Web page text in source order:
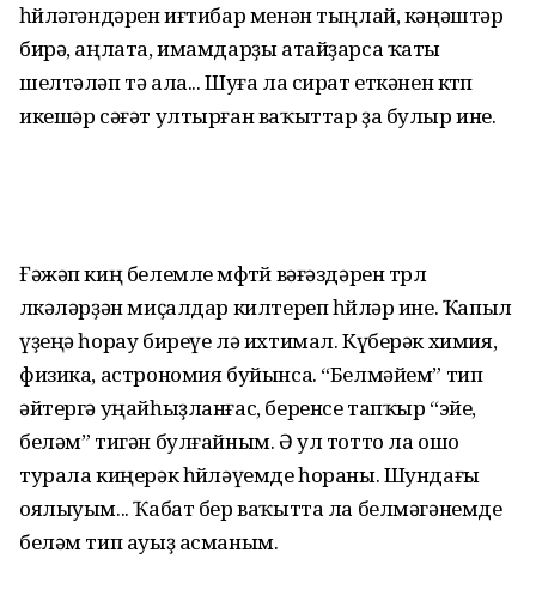
һөйләгәндәрен иғтибар менән тыңлай, кәңәштәр
бирә, аңлата, имамдарҙы атайҙарса ҡаты
шелтәләп тә ала... Шуға ла сират еткәнен көтөп
икешәр сәғәт ултырған ваҡыттар ҙа булыр ине.
Ғәжәп киң белемле мөфтөй вәғәздәрен төрлө
өлкәләрҙән миҫалдар килтереп һөйләр ине. Ҡапыл
үҙеңә һорау биреүе лә ихтимал. Күберәк химия,
физика, астрономия буйынса. “Белмәйем” тип
әйтергә уңайһыҙланғас, беренсе тапҡыр “эйе,
беләм” тигән булғайным. Ә ул тотто ла ошо
турала киңерәк һөйләүемде һораны. Шундағы
оялыуым... Ҡабат бер ваҡытта ла белмәгәнемде
беләм тип ауыҙ асманым.